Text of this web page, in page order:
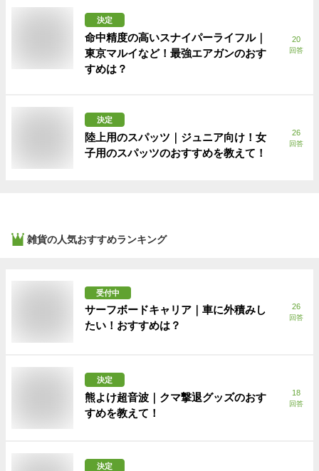
決定
命中精度の高いスナイパーライフル｜
東京マルイなど！最強エアガンのおす
すめは？
20
回答
決定
陸上用のスパッツ｜ジュニア向け！女
子用のスパッツのおすすめを教えて！
26
回答
雑貨の人気おすすめランキング
受付中
サーフボードキャリア｜車に外積みし
たい！おすすめは？
26
回答
決定
熊よけ超音波｜クマ撃退グッズのおす
すめを教えて！
18
回答
決定